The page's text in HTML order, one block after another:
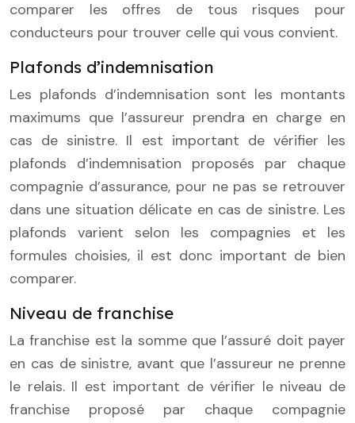
comparer les offres de tous risques pour
conducteurs pour trouver celle qui vous convient.
Plafonds d’indemnisation
Les plafonds d’indemnisation sont les montants
maximums que l’assureur prendra en charge en
cas de sinistre. Il est important de vérifier les
plafonds d’indemnisation proposés par chaque
compagnie d’assurance, pour ne pas se retrouver
dans une situation délicate en cas de sinistre. Les
plafonds varient selon les compagnies et les
formules choisies, il est donc important de bien
comparer.
Niveau de franchise
La franchise est la somme que l’assuré doit payer
en cas de sinistre, avant que l’assureur ne prenne
le relais. Il est important de vérifier le niveau de
franchise proposé par chaque compagnie